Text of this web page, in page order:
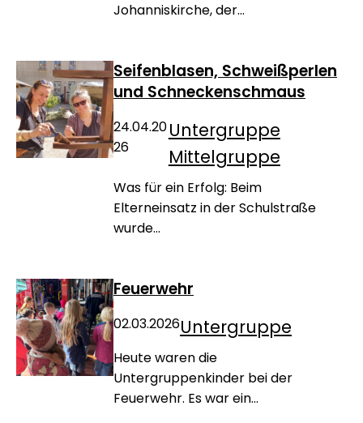
Johanniskirche, der...
Seifenblasen, Schweißperlen
und Schneckenschmaus
24.04.20
26
Untergruppe
Mittelgruppe
Was für ein Erfolg: Beim
Elterneinsatz in der Schulstraße
wurde...
Feuerwehr
02.03.2026Untergruppe
Heute waren die
Untergruppenkinder bei der
Feuerwehr. Es war ein...